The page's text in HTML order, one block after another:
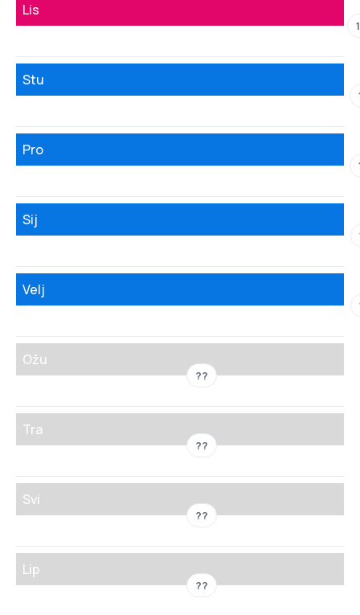
Lis
Stu
Pro
Sij
Velj
Ožu
??
Tra
??
Svi
??
Lip
??